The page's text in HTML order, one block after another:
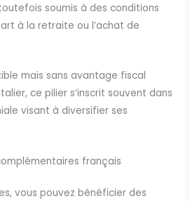
soumis à des conditions
à la retraite ou l’achat de
mais sans avantage fiscal
ce pilier s’inscrit souvent dans
visant à diversifier ses
français
vous pouvez bénéficier des